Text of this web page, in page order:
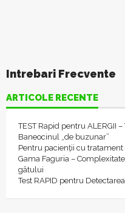
Intrebari Frecvente
ARTICOLE RECENTE
TEST Rapid pentru ALERGII
Baneocinul „de buzunar”
Pentru pacienții cu
Gama Faguria –
gâtului
Test RAPID pentru